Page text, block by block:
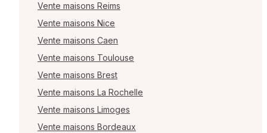
Vente maisons Reims
Vente maisons Nice
Vente maisons Caen
Vente maisons Toulouse
Vente maisons Brest
Vente maisons La Rochelle
Vente maisons Limoges
Vente maisons Bordeaux